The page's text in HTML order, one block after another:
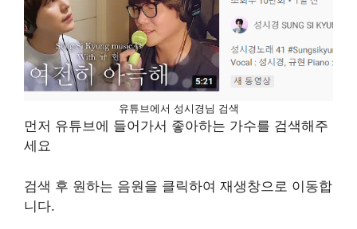
유튜브에서 성시경님 검색
먼저 유튜브에 들어가서 좋아하는 가수를 검색해주
세요
검색 후 원하는 음원을 클릭하여 재생창으로 이동합
니다.